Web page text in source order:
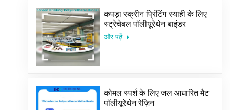
कपड़ा स्क्रीन प्रिंटिंग स्याही के लिए
स्ट्रेचेबल पॉलीयूरेथेन बाइंडर
और पढ़ें
कोमल स्पर्श के लिए जल आधारित मैट
पॉलीयूरेथेन रेज़िन